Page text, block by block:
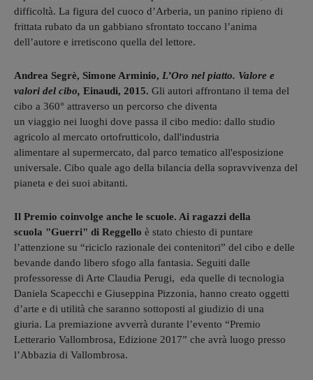
difficoltà. La figura del cuoco d’Arberia, un panino ripieno di
frittata rubato da un gabbiano sfrontato toccano l’anima
dell’autore e irretiscono quella del lettore.
Andrea Segrè, Simone Arminio, L’Oro nel piatto. Valore e
valori del cibo, Einaudi, 2015. Gli autori affrontano il tema del
cibo a 360° attraverso un percorso che diventa
un viaggio nei luoghi dove passa il cibo medio: dallo studio
agricolo al mercato ortofrutticolo, dall'industria
alimentare al supermercato, dal parco tematico all'esposizione
universale. Cibo quale ago della bilancia della sopravvivenza del
pianeta e dei suoi abitanti.
Il Premio coinvolge anche le scuole. Ai ragazzi della
scuola "Guerri" di Reggello è stato chiesto di puntare
l’attenzione su “riciclo razionale dei contenitori” del cibo e delle
bevande dando libero sfogo alla fantasia. Seguiti dalle
professoresse di Arte Claudia Perugi, eda quelle di tecnologia
Daniela Scapecchi e Giuseppina Pizzonia, hanno creato oggetti
d’arte e di utilità che saranno sottoposti al giudizio di una
giuria. La premiazione avverrà durante l’evento “Premio
Letterario Vallombrosa, Edizione 2017” che avrà luogo presso
l’Abbazia di Vallombrosa.